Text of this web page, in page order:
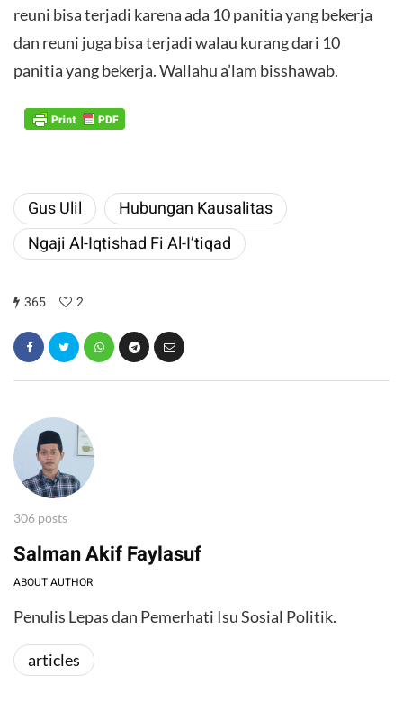
reuni bisa terjadi karena ada 10 panitia yang bekerja
dan reuni juga bisa terjadi walau kurang dari 10
panitia yang bekerja. Wallahu a’lam bisshawab.
Gus Ulil
Hubungan Kausalitas
Ngaji Al-Iqtishad Fi Al-I’tiqad
365 2
306 posts
Salman Akif Faylasuf
ABOUT AUTHOR
Penulis Lepas dan Pemerhati Isu Sosial Politik.
articles